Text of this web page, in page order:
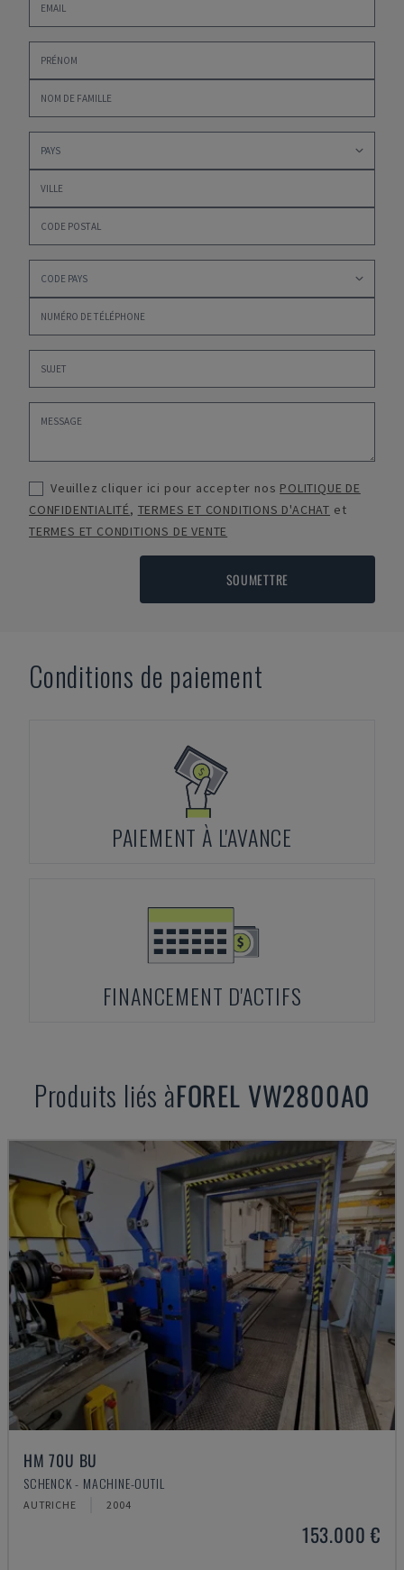
Veuillez cliquer ici pour accepter nos POLITIQUE DE
CONFIDENTIALITÉ, TERMES ET CONDITIONS D'ACHAT et
TERMES ET CONDITIONS DE VENTE
SOUMETTRE
Conditions de paiement
PAIEMENT À L'AVANCE
FINANCEMENT D'ACTIFS
Produits liés àFOREL VW2800AO
HM 70U BU
SCHENCK - MACHINE-OUTIL
AUTRICHE 2004
153.000 €